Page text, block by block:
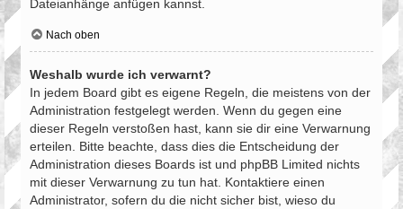
Dateianhänge anfügen kannst.
Nach oben
Weshalb wurde ich verwarnt?
In jedem Board gibt es eigene Regeln, die meistens von der
Administration festgelegt werden. Wenn du gegen eine
dieser Regeln verstoßen hast, kann sie dir eine Verwarnung
erteilen. Bitte beachte, dass dies die Entscheidung der
Administration dieses Boards ist und phpBB Limited nichts
mit dieser Verwarnung zu tun hat. Kontaktiere einen
Administrator, sofern du die nicht sicher bist, wieso du